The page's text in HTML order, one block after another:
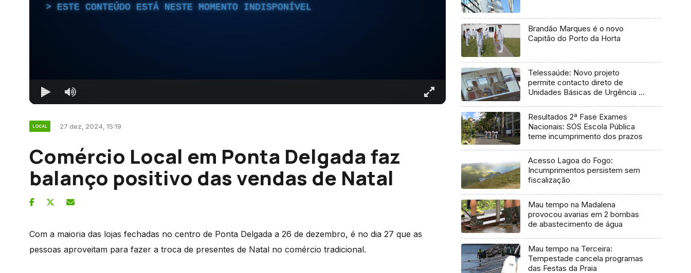
ESTE CONTEÚDO ESTÁ NESTE MOMENTO INDISPONÍVEL
LOCAL 27 dez, 2024, 15:19
Comércio Local em Ponta Delgada faz
balanço positivo das vendas de Natal
Com a maioria das lojas fechadas no centro de Ponta Delgada a 26 de dezembro, é no dia 27 que as
pessoas aproveitam para fazer a troca de presentes de Natal no comércio tradicional.
Brandão Marques é o novo
Capitão do Porto da Horta
Telessaúde: Novo projeto
permite contacto direto de
Unidades Básicas de Urgência e
Resultados 2ª Fase Exames
Nacionais: SOS Escola Pública
teme incumprimento dos prazos
Acesso Lagoa do Fogo:
Incumprimentos persistem sem
fiscalização
Mau tempo na Madalena
provocou avarias em 2 bombas
de abastecimento de água
Mau tempo na Terceira:
Tempestade cancela programas
das Festas da Praia